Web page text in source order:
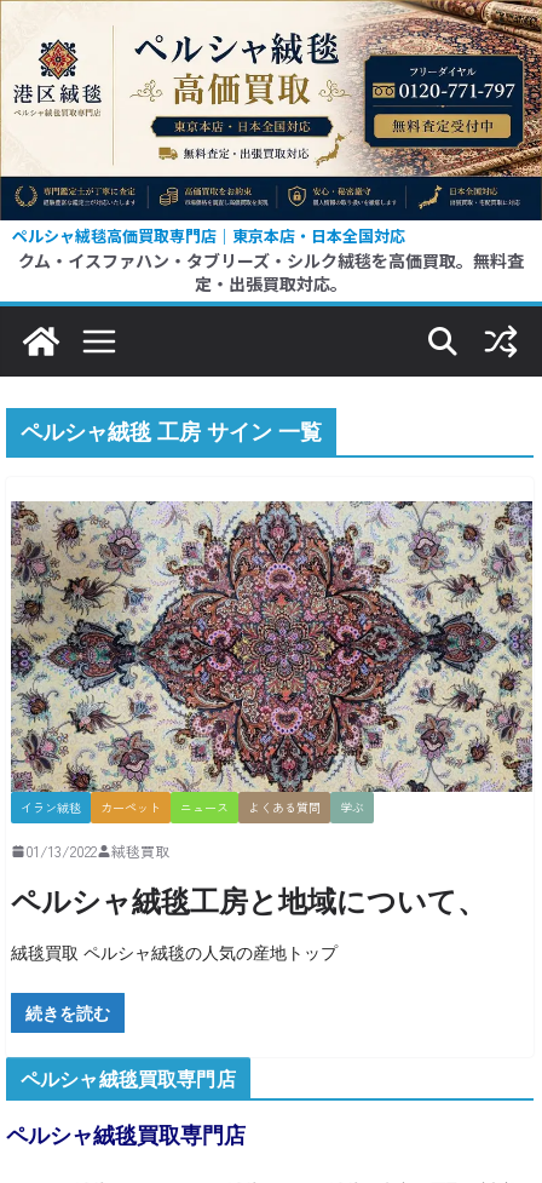
テ
へ
ス
ッ
ペルシャ絨毯高価買取専門店｜東京本店・日本全国対応
クム・イスファハン・タブリーズ・シルク絨毯を高価買取。無料査
定・出張買取対応。
ペルシャ絨毯 工房 サイン 一覧
イラン絨毯 カーペット ニュース よくある質問 学ぶ
01/13/2022 絨毯買取
ペルシャ絨毯工房と地域について、
絨毯買取 ペルシャ絨毯の人気の産地トップ
続きを読む
ペルシャ絨毯買取専門店
ペルシャ絨毯買取専門店